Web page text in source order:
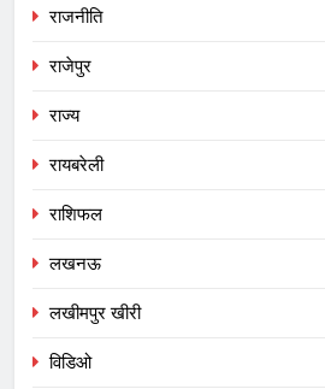
राजनीति
राजेपुर
राज्य
रायबरेली
राशिफल
लखनऊ
लखीमपुर खीरी
विडिओ